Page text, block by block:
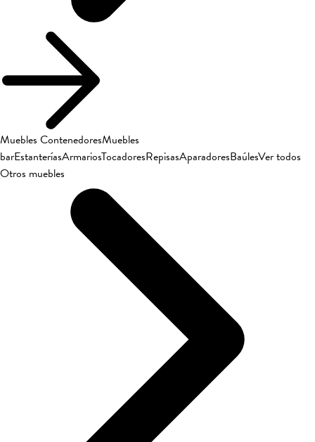
Muebles ContenedoresMuebles
barEstanteríasArmariosTocadoresRepisasAparadoresBaúlesVer todos
Otros muebles